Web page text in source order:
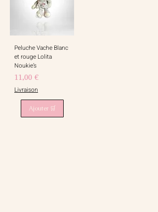
Peluche Vache Blanc
et rouge Lolita
Noukie’s
Prix
11,00 €
Livraison
Ajouter 🛒